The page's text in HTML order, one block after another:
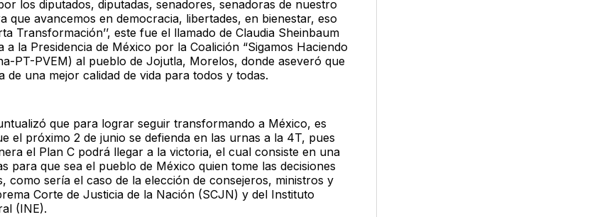
los diputados, diputadas, senadores, senadoras de nuestro
que avancemos en democracia, libertades, en bienestar, eso
Transformación’’, este fue el llamado de Claudia Sheinbaum
a la Presidencia de México por la Coalición “Sigamos Haciendo
PT-PVEM) al pueblo de Jojutla, Morelos, donde aseveró que
de una mejor calidad de vida para todos y todas.
que para lograr seguir transformando a México, es
el próximo 2 de junio se defienda en las urnas a la 4T, pues
el Plan C podrá llegar a la victoria, el cual consiste en una
para que sea el pueblo de México quien tome las decisiones
como sería el caso de la elección de consejeros, ministros y
Corte de Justicia de la Nación (SCJN) y del Instituto
(INE).